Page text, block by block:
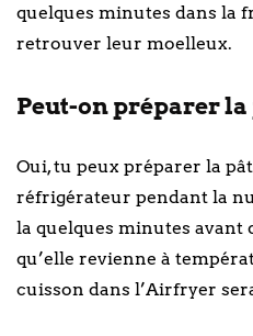
quelques minutes dans la
retrouver leur moelleux.
Peut-on préparer la
Oui, tu peux préparer la
réfrigérateur pendant la
la quelques minutes avant
qu’elle revienne à
cuisson dans l’Airfryer